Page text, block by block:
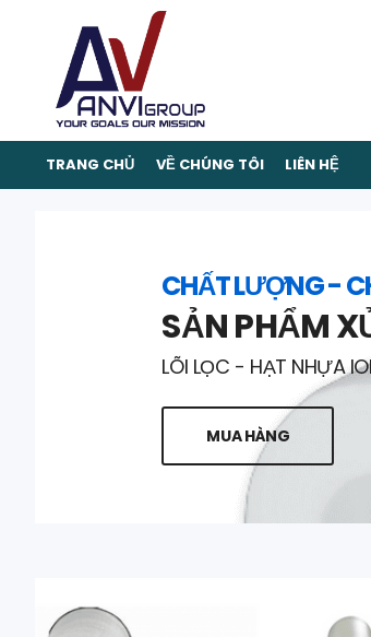
TRANG CHỦ VỀ CHÚNG TÔI LIÊN HỆ
CHẤT LƯỢNG -
SẢN PHẨM
LÕI LỌC - HẠT NHỰA
MUA HÀNG